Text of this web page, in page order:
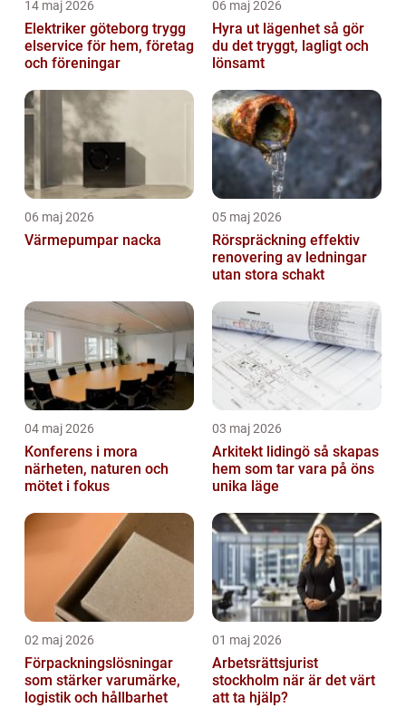
14 maj 2026
Elektriker göteborg trygg
elservice för hem, företag
och föreningar
06 maj 2026
Hyra ut lägenhet så gör
du det tryggt, lagligt och
lönsamt
06 maj 2026
Värmepumpar nacka
05 maj 2026
Rörspräckning effektiv
renovering av ledningar
utan stora schakt
04 maj 2026
Konferens i mora
närheten, naturen och
mötet i fokus
03 maj 2026
Arkitekt lidingö så skapas
hem som tar vara på öns
unika läge
02 maj 2026
Förpackningslösningar
som stärker varumärke,
logistik och hållbarhet
01 maj 2026
Arbetsrättsjurist
stockholm när är det värt
att ta hjälp?